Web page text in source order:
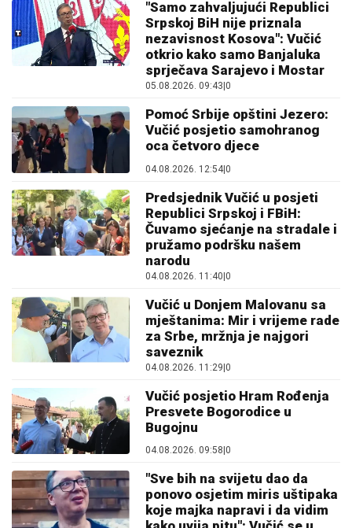
"Samo zahvaljujući Republici
Srpskoj BiH nije priznala
nezavisnost Kosova": Vučić
otkrio kako samo Banjaluka
sprječava Sarajevo i Mostar
05.08.2026. 09:43 0
Pomoć Srbije opštini Jezero:
Vučić posjetio samohranog
oca četvoro djece
04.08.2026. 12:54|0
Predsjednik Vučić u posjeti
Republici Srpskoj i FBiH:
Čuvamo sjećanje na stradale i
pružamo podršku našem
narodu
04.08.2026. 11:40|0
Vučić u Donjem Malovanu sa
mještanima: Mir i vrijeme rade
za Srbe, mržnja je najgori
saveznik
04.08.2026. 11:29|0
Vučić posjetio Hram Rođenja
Presvete Bogorodice u
Bugojnu
04.08.2026. 09:58 0
"Sve bih na svijetu dao da
ponovo osjetim miris uštipaka
koje majka napravi i da vidim